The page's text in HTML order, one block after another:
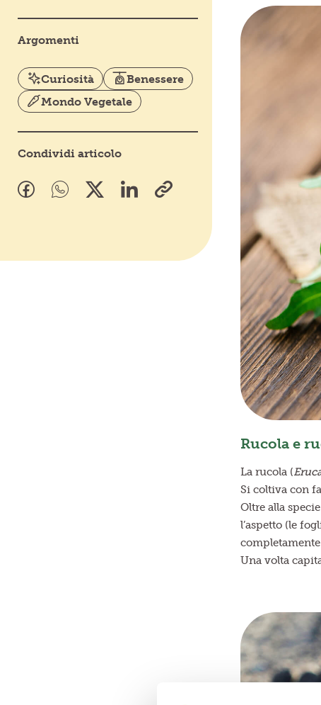
Argomenti
Curiosità
Benessere
Mondo Vegetale
Condividi articolo
Rucola e
La rucola (
Si coltiva con
Oltre alla
l’aspetto (le
Una volta